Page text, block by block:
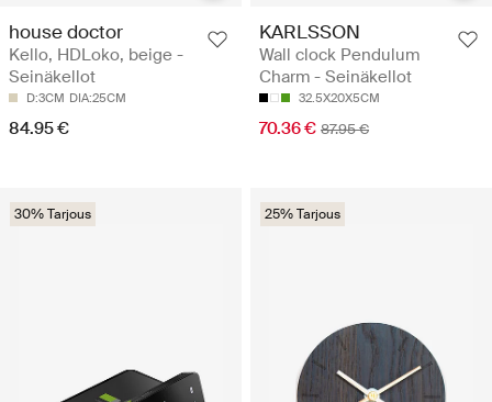
house doctor
Kello, HDLoko, beige -
Seinäkellot
D:3CM DIA:25CM
84.95 €
KARLSSON
Wall clock Pendulum
Charm - Seinäkellot
32.5X20X5CM
70.36 € 87.95 €
30% Tarjous 25% Tarjous